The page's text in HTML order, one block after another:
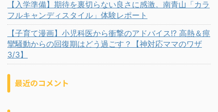
【入学準備】期待を裏切らない良さに感激。南青山「カラ
フルキャンディスタイル」体験レポート
【子育て漫画】小児科医から衝撃のアドバイス!? 高熱＆痙
攣騒動からの回復期はどう過ごす？【神対応ママのワザ
3/3】
最近のコメント